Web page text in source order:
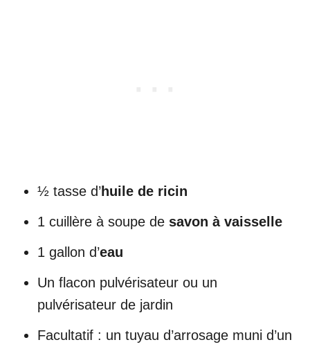
½ tasse d’huile de ricin
1 cuillère à soupe de savon à vaisselle
1 gallon d’eau
Un flacon pulvérisateur ou un
pulvérisateur de jardin
Facultatif : un tuyau d’arrosage muni d’un